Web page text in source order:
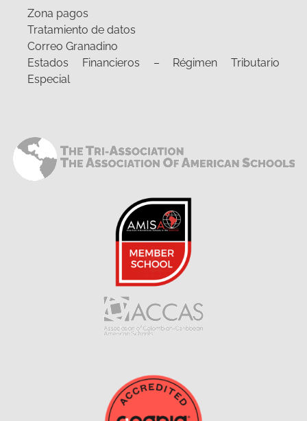
Zona pagos
Tratamiento de datos
Correo Granadino
Estados Financieros – Régimen Tributario
Especial